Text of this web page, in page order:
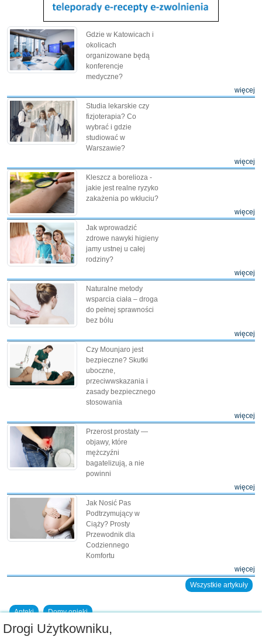
Gdzie w Katowicach i
okolicach
organizowane będą
konferencje
medyczne?
więcej
Studia lekarskie czy
fizjoterapia? Co
wybrać i gdzie
studiować w
Warszawie?
więcej
Kleszcz a borelioza -
jakie jest realne ryzyko
zakażenia po wkłuciu?
więcej
Jak wprowadzić
zdrowe nawyki higieny
jamy ustnej u całej
rodziny?
więcej
Naturalne metody
wsparcia ciała – droga
do pełnej sprawności
bez bólu
więcej
Czy Mounjaro jest
bezpieczne? Skutki
uboczne,
przeciwwskazania i
zasady bezpiecznego
stosowania
więcej
Przerost prostaty —
objawy, które
mężczyźni
bagatelizują, a nie
powinni
więcej
Jak Nosić Pas
Podtrzymujący w
Ciąży? Prosty
Przewodnik dla
Codziennego
Komfortu
więcej
Wszystkie artykuły
Apteki Domy opieki
Dodaj placówkę do bazy
Drogi Użytkowniku,